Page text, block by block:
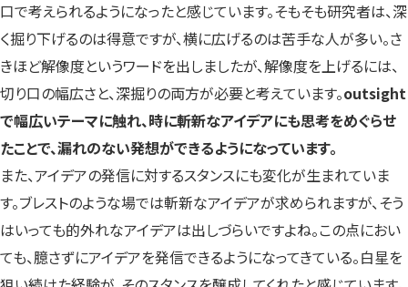
口で考えられるようになったと感じています。そもそも研究者は、深
く掘り下げるのは得意ですが、横に広げるのは苦手な人が多い。さ
きほど解像度というワードを出しましたが、解像度を上げるには、
切り口の幅広さと、深掘りの両方が必要と考えています。outsight
で幅広いテーマに触れ、時に斬新なアイデアにも思考をめぐらせ
たことで、漏れのない発想ができるようになっています。
また、アイデアの発信に対するスタンスにも変化が生まれていま
す。ブレストのような場では斬新なアイデアが求められますが、そう
はいっても的外れなアイデアは出しづらいですよね。この点におい
ても、臆さずにアイデアを発信できるようになってきている。白星を